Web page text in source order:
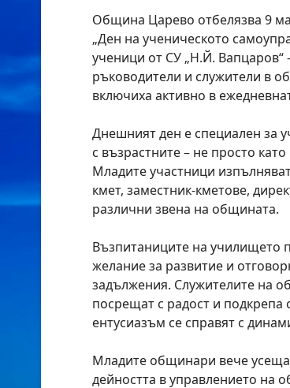
Община Царево отбелязва 9
„Ден на ученическото
ученици от СУ „Н.Й. Вапцаров“
ръководители и служители в
включиха активно в
Днешният ден е специален за
с възрастните – не просто
Младите участници
кмет, заместник-кметове,
различни звена на общината.
Възпитаниците на училището
желание за развитие и
задължения. Служителите на
посрещат с радост и подкрепа
ентусиазъм се справят с
Младите общинари вече
дейността в управлението на